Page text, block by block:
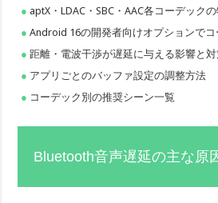
aptX・LDAC・SBC・AAC各コーデック
Android 16の開発者向けオプションで
距離・電波干渉が遅延に与える影響と
アプリごとのバッファ設定の調整方法
コーデック別の推奨シーン一覧
Bluetooth音声遅延の主な原